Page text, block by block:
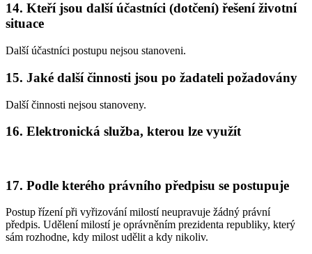
14. Kteří jsou další účastníci (dotčení) řešení životní
situace
Další účastníci postupu nejsou stanoveni.
15. Jaké další činnosti jsou po žadateli požadovány
Další činnosti nejsou stanoveny.
16. Elektronická služba, kterou lze využít
17. Podle kterého právního předpisu se postupuje
Postup řízení při vyřizování milostí neupravuje žádný právní
předpis. Udělení milostí je oprávněním prezidenta republiky, který
sám rozhodne, kdy milost udělit a kdy nikoliv.